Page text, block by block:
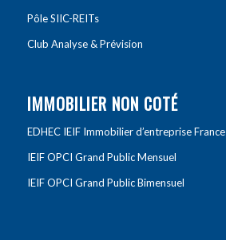
Pôle SIIC-REITs
Club Analyse & Prévision
IMMOBILIER NON COTÉ
EDHEC IEIF Immobilier d’entreprise France
IEIF OPCI Grand Public Mensuel
IEIF OPCI Grand Public Bimensuel